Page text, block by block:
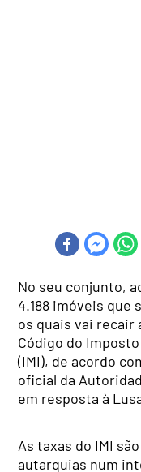
No seu conjunto,
4.188 imóveis que
os quais vai recair
Código do
(IMI), de acordo
oficial da
em resposta à
As taxas do IMI
autarquias num